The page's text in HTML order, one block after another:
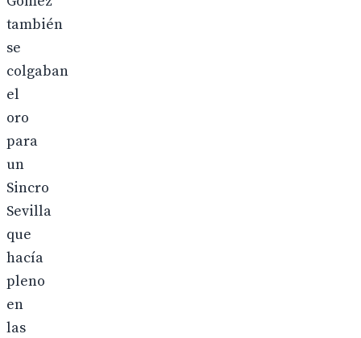
también
se
colgaban
el
oro
para
un
Sincro
Sevilla
que
hacía
pleno
en
las